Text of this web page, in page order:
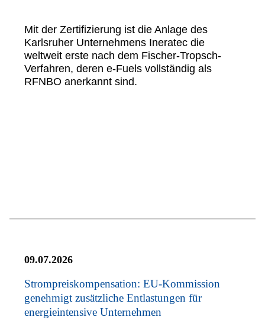
Mit der Zertifizierung ist die Anlage des
Karlsruher Unternehmens Ineratec die
weltweit erste nach dem Fischer-Tropsch-
Verfahren, deren e-Fuels vollständig als
RFNBO anerkannt sind.
09.07.2026
Strompreiskompensation: EU-Kommission
genehmigt zusätzliche Entlastungen für
energieintensive Unternehmen